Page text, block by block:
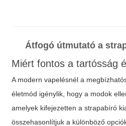
Átfogó útmutató a
Miért fontos a tartósság
A modern vapelésnél a
életmód igénylik, hogy a modok
amelyek kifejezetten a strapabíró
összehasonlítjuk a különböző